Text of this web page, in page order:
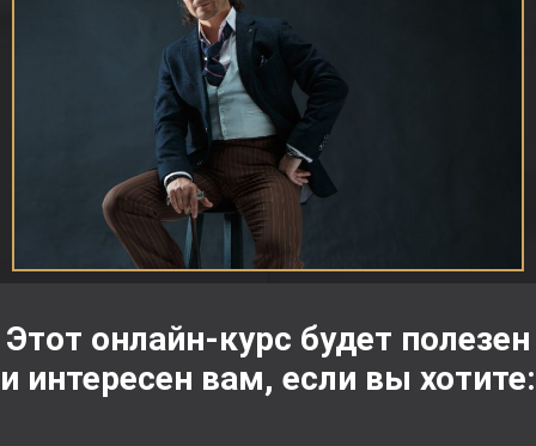
Этот онлайн-курс будет полезен
и интересен вам, если вы хотите: